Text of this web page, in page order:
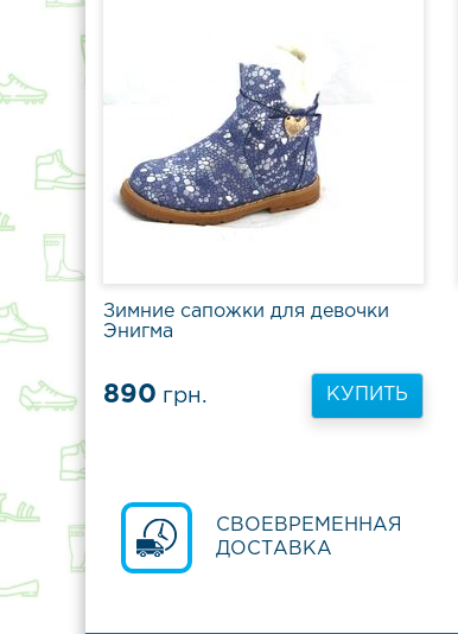
Зимние сапожки для девочки
Энигма
890 грн. КУПИТЬ
СВОЕВРЕМЕННАЯ
ДОСТАВКА